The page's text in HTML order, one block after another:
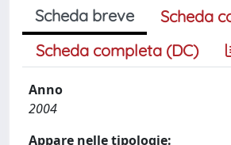
Scheda breve
Scheda
Scheda completa (DC)
Anno
2004
Appare nelle tipologie: